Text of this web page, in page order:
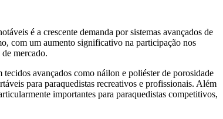
​​é a crescente demanda por sistemas avançados de
com um aumento significativo na participação nos
mercado.
avançados como náilon e poliéster de porosidade
​​para paraquedistas recreativos e profissionais. Além
importantes para paraquedistas competitivos,